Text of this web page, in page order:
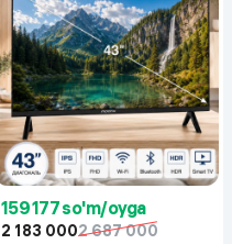
159 177 so'm/oyga
2 183 0002 687 000